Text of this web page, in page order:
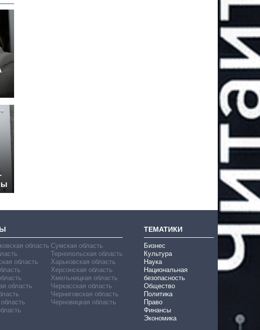
область
область
область
Сумская область
Тернопольская область
Харьковская область
Херсонская область
Хмельницкая область
Черкасская область
Черниговская область
Черновицкая область
ТЕМАТИКИ
Бизнес
Культура
Наука
Национальная
безопасность
Общество
Политика
Право
Финансы
Экономика